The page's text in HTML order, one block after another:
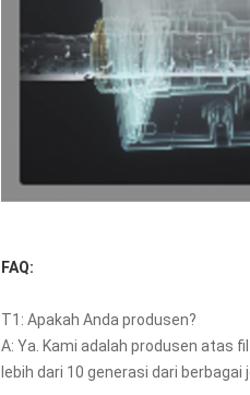
FAQ:
T1: Apakah Anda produsen?
A: Ya. Kami adalah produsen atas
lebih dari 10 generasi dari